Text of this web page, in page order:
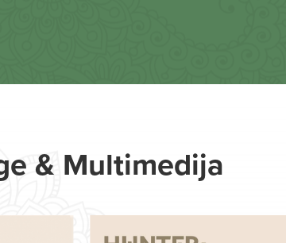
& Multimedija